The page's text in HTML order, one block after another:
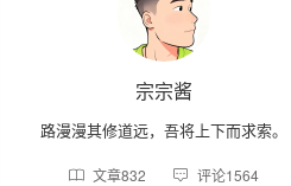
宗宗酱
路漫漫其修道远，吾将上下而求索。
文章832 评论1564